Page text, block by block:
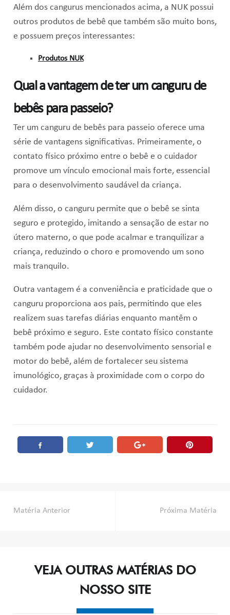
Além dos cangurus mencionados acima, a NUK possui
outros produtos de bebê que também são muito bons,
e possuem preços interessantes:
Produtos NUK
Qual a vantagem de ter um canguru de
bebês para passeio?
Ter um canguru de bebês para passeio oferece uma
série de vantagens significativas. Primeiramente, o
contato físico próximo entre o bebê e o cuidador
promove um vínculo emocional mais forte, essencial
para o desenvolvimento saudável da criança.
Além disso, o canguru permite que o bebê se sinta
seguro e protegido, imitando a sensação de estar no
útero materno, o que pode acalmar e tranquilizar a
criança, reduzindo o choro e promovendo um sono
mais tranquilo.
Outra vantagem é a conveniência e praticidade que o
canguru proporciona aos pais, permitindo que eles
realizem suas tarefas diárias enquanto mantêm o
bebê próximo e seguro. Este contato físico constante
também pode ajudar no desenvolvimento sensorial e
motor do bebê, além de fortalecer seu sistema
imunológico, graças à proximidade com o corpo do
cuidador.
Post
Matéria Anterior Próxima Matéria
VEJA OUTRAS MATÉRIAS DO
NOSSO SITE